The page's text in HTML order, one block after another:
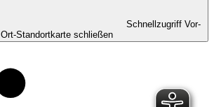
Schnellzugriff Vor-
Ort-Standortkarte schließen